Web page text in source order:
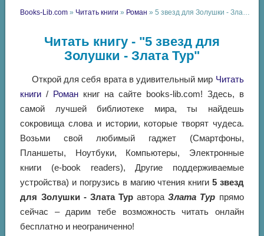
Books-Lib.com » Читать книги » Роман » 5 звезд для Золушки - Злата Тур
Читать книгу - "5 звезд для
Золушки - Злата Тур"
Открой для себя врата в удивительный мир Читать
книги / Роман книг на сайте books-lib.com! Здесь, в
самой лучшей библиотеке мира, ты найдешь
сокровища слова и истории, которые творят чудеса.
Возьми свой любимый гаджет (Смартфоны,
Планшеты, Ноутбуки, Компьютеры, Электронные
книги (e-book readers), Другие поддерживаемые
устройства) и погрузись в магию чтения книги 5 звезд
для Золушки - Злата Тур автораЗлата Тур прямо
сейчас – дарим тебе возможность читать онлайн
бесплатно и неограниченно!